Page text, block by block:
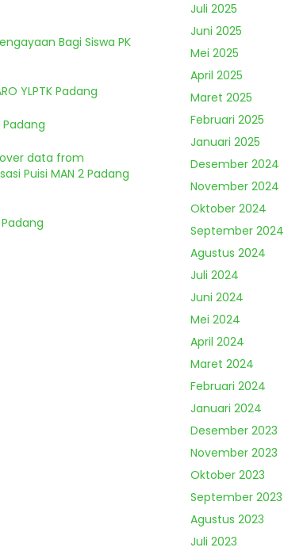
Bagi Siswa PK
YLPTK Padang
Padang
data from
Puisi MAN 2 Padang
Juli 2025
Juni 2025
Mei 2025
April 2025
Maret 2025
Februari 2025
Januari 2025
Desember 2024
November 2024
Oktober 2024
September 2024
Agustus 2024
Juli 2024
Juni 2024
Mei 2024
April 2024
Maret 2024
Februari 2024
Januari 2024
Desember 2023
November 2023
Oktober 2023
September 2023
Agustus 2023
Juli 2023